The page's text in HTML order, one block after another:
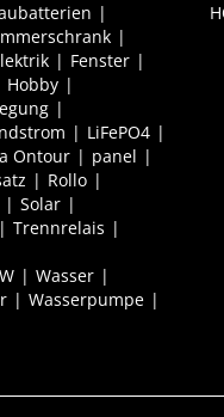
Fenster
Hobby
LiFePO4
Ontour
panel
Rollo
Solar
Trennrelais
Wasser
Wasserpumpe